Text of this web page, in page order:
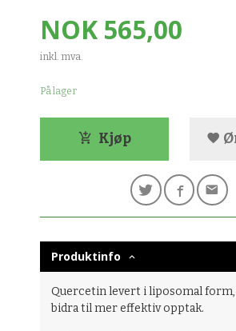
Pris
NOK 565,00
inkl. mva.
På lager
Kjøp
Produktinfo
Quercetin levert i liposomal
bidra til mer effektiv opptak.